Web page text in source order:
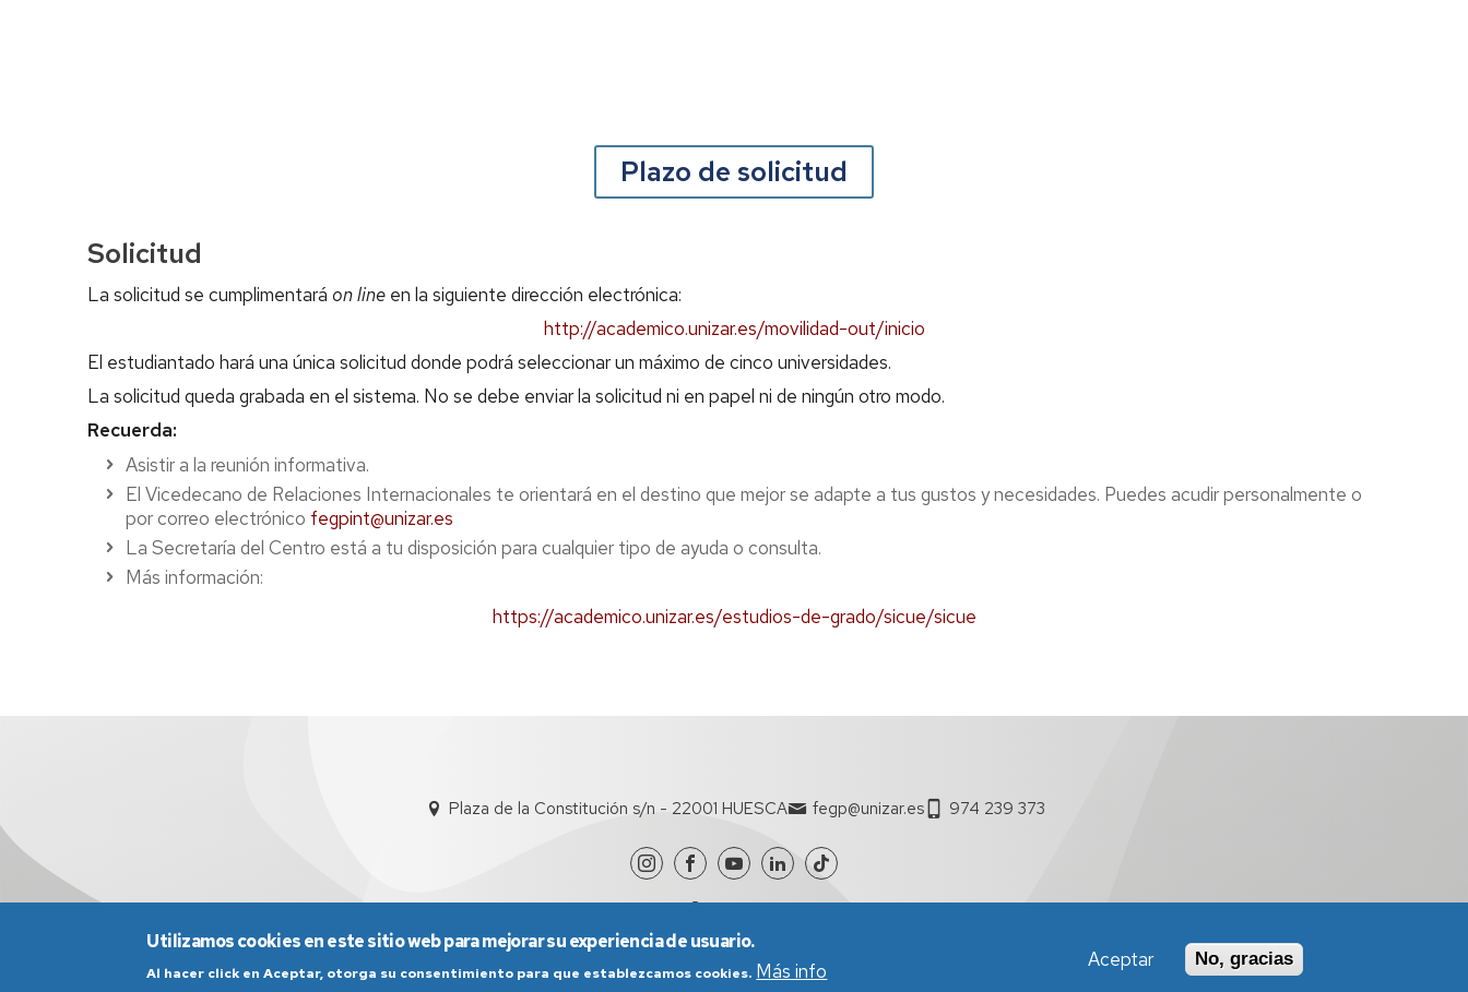
Plazo de solicitud
Solicitud
La solicitud se cumplimentará on line en la siguiente dirección electrónica:
http://academico.unizar.es/movilidad-out/inicio
El estudiantado hará una única solicitud donde podrá seleccionar un máximo de cinco universidades.
La solicitud queda grabada en el sistema. No se debe enviar la solicitud ni en papel ni de ningún otro modo.
Recuerda:
Asistir a la reunión informativa.
El Vicedecano de Relaciones Internacionales te orientará en el destino que mejor se adapte a tus gustos y necesidades. Puedes acudir personalmente o
por correo electrónico fegpint@unizar.es
La Secretaría del Centro está a tu disposición para cualquier tipo de ayuda o consulta.
Más información:
https://academico.unizar.es/estudios-de-grado/sicue/sicue
Plaza de la Constitución s/n - 22001 HUESCA fegp@unizar.es 974 239 373
Utilizamos cookies en este sitio web para mejorar su experiencia de usuario.
Al hacer click en Aceptar, otorga su consentimiento para que establezcamos cookies. Más info Aceptar No, gracias